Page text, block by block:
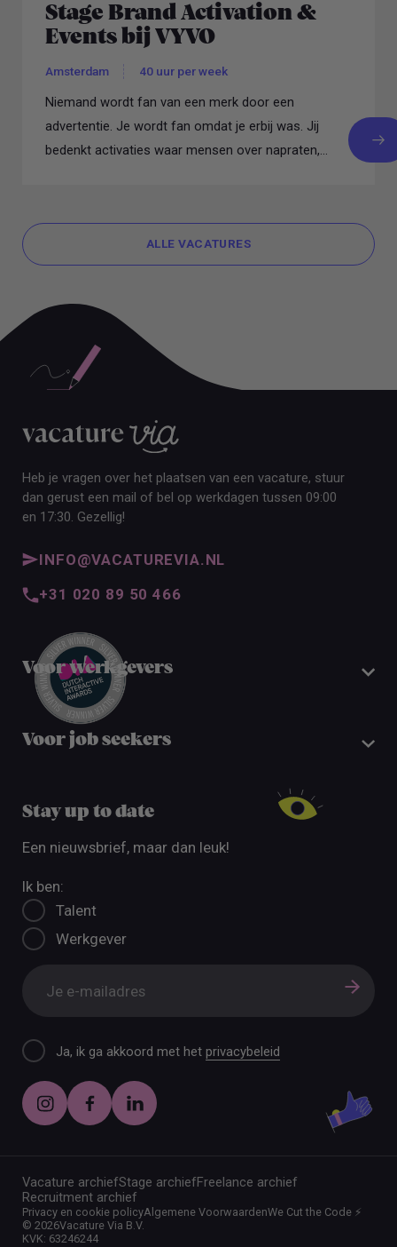
Stage Brand Activation &
Events bij VYVO
Amsterdam 40 uur per week
Niemand wordt fan van een merk door een
advertentie. Je wordt fan omdat je erbij was. Jij
bedenkt activaties waar mensen over napraten,
ALLE VACATURES
Heb je vragen over het plaatsen van een vacature, stuur
dan gerust een mail of bel op werkdagen tussen 09:00
en 17:30. Gezellig!
INFO@VACATUREVIA.NL
+31 020 89 50 466
Voor werkgevers
Voor job seekers
Stay up to date
Een nieuwsbrief, maar dan leuk!
Ik ben:
Talent
Werkgever
Ja, ik ga akkoord met hetprivacybeleid
Vacature archiefStage archiefFreelance archief
Recruitment archief
©2026Vacature Via B.V.
KVK: 63246244
Privacy en cookie policyAlgemene VoorwaardenWe Cut the Code ⚡️